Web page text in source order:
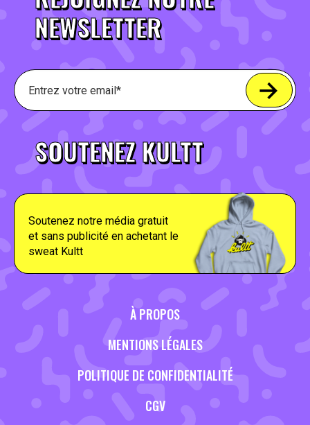
NEWSLETTER
SOUTENEZ KULTT
Soutenez notre média gratuit
et sans publicité en achetant le
sweat Kultt
À PROPOS
MENTIONS LÉGALES
POLITIQUE DE CONFIDENTIALITÉ
CGV